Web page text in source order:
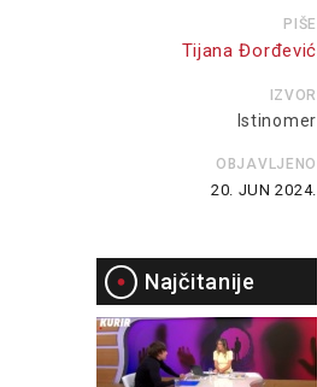
PIŠE
Tijana Đorđević
IZVOR
Istinomer
OBJAVLJENO
20. JUN 2024.
Najčitanije